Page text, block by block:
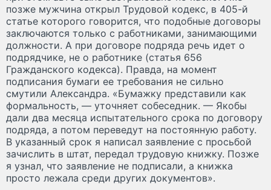
позже мужчина открыл Трудовой кодекс, в 405-й
статье которого говорится, что подобные договоры
заключаются только с работниками, занимающими
должности. А при договоре подряда речь идет о
подрядчике, не о работнике (статья 656
Гражданского кодекса). Правда, на момент
подписания бумаги ее требования не сильно
смутили Александра. «Бумажку представили как
формальность, — уточняет собеседник. — Якобы
дали два месяца испытательного срока по договору
подряда, а потом переведут на постоянную работу.
В указанный срок я написал заявление с просьбой
зачислить в штат, передал трудовую книжку. Позже
я узнал, что заявление не подписали, а книжка
просто лежала среди других документов».